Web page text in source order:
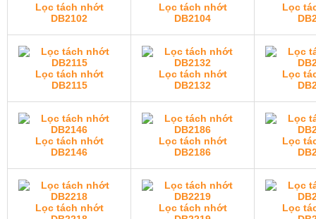
Lọc tách nhớt
DB2102
Lọc tách nhớt
DB2104
Lọc
Lọc tách nhớt
DB2115
Lọc tách nhớt
DB2132
Lọc
Lọc tách nhớt
DB2146
Lọc tách nhớt
DB2186
Lọc
Lọc tách nhớt
Lọc tách nhớt
Lọc